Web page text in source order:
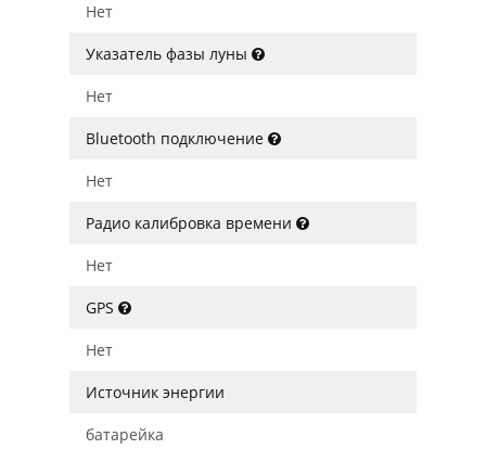
Нет
Указатель фазы луны
Нет
Bluetooth подключение
Нет
Радио калибровка времени
Нет
GPS
Нет
Источник энергии
батарейка